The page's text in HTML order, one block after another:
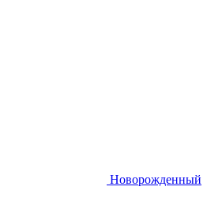
Новорожденный